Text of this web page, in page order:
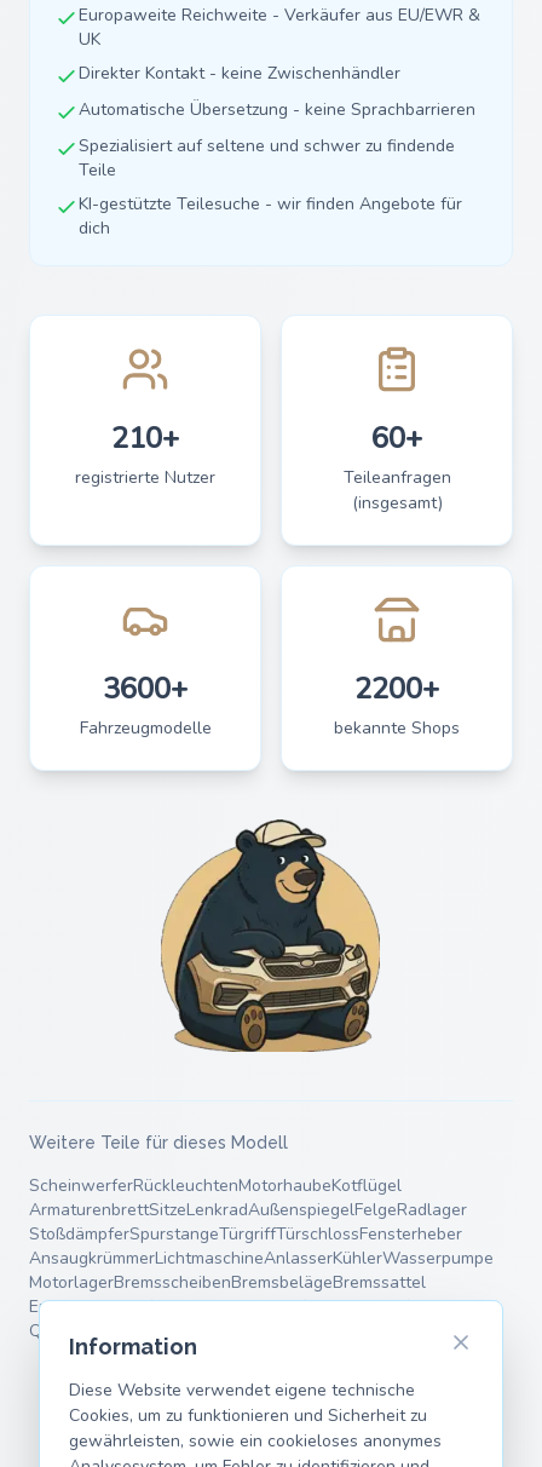
Europaweite Reichweite - Verkäufer aus EU/EWR &
UK
Direkter Kontakt - keine Zwischenhändler
Automatische Übersetzung - keine Sprachbarrieren
Spezialisiert auf seltene und schwer zu findende
Teile
KI-gestützte Teilesuche - wir finden Angebote für
dich
210+
registrierte Nutzer
60+
Teileanfragen
(insgesamt)
3600+
Fahrzeugmodelle
2200+
bekannte Shops
Weitere Teile für dieses Modell
ScheinwerferRückleuchtenMotorhaubeKotflügel
ArmaturenbrettSitzeLenkradAußenspiegelFelgeRadlager
StoßdämpferSpurstangeTürgriffTürschlossFensterheber
AnsaugkrümmerLichtmaschineAnlasserKühlerWasserpumpe
MotorlagerBremsscheibenBremsbelägeBremssattel
EndschalldämpferMittelschalldämpferFahrwerksfedern
Querlenker
Information
Diese Website verwendet eigene technische
Cookies, um zu funktionieren und Sicherheit zu
gewährleisten, sowie ein cookieloses anonymes